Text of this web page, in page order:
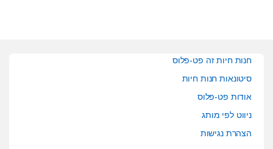
חנות חיות זה פט-פלוס
סיטונאות חנות חיות
אודות פט-פלוס
ניווט לפי מותג
הצהרת נגישות